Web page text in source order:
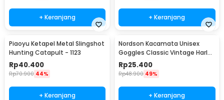
+ Keranjang + Keranjang
Piaoyu Ketapel Metal Slingshot
Hunting Catapult - 1123
Rp40.400
Rp70.900 44%
+ Keranjang
Nordson Kacamata Unisex
Goggles Classic Vintage Harley
UV Protection - ND1008
Rp25.400
Rp48.900 49%
+ Keranjang